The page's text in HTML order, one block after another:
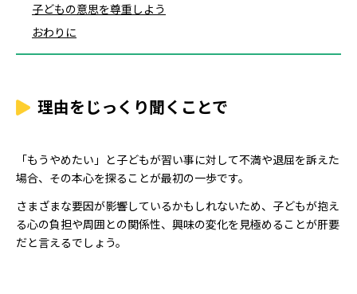
子どもの意思を尊重しよう
おわりに
理由をじっくり聞くことで
「もうやめたい」と子どもが習い事に対して不満や退屈を訴えた
場合、その本心を探ることが最初の一歩です。
さまざまな要因が影響しているかもしれないため、子どもが抱え
る心の負担や周囲との関係性、興味の変化を見極めることが肝要
だと言えるでしょう。